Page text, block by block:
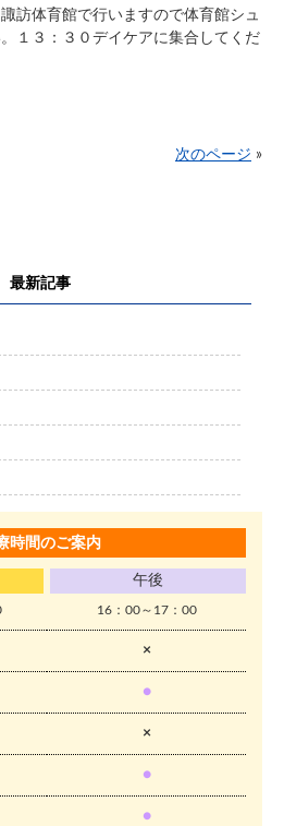
訪体育館で行いますので体育館シュ
１３：３０デイケアに集合してくだ
次のページ »
最新記事
時間のご案内
午後
16：00～17：00
×
●
×
●
●